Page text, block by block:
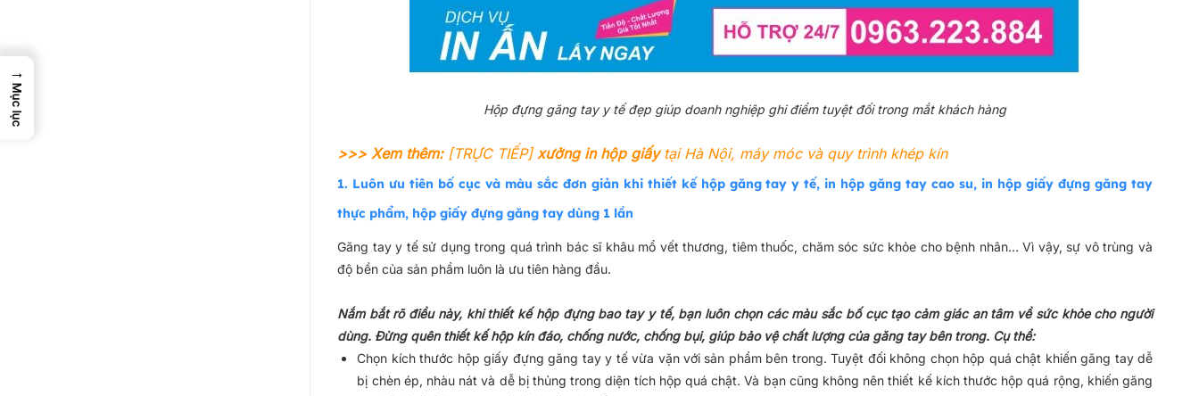
Hộp đựng găng tay y tế đẹp giúp doanh nghiệp ghi điểm tuyệt đối trong mắt khách hàng
>>> Xem thêm:[TRỰC TIẾP]xưởng in hộp giấytại Hà Nội, máy móc và quy trình khép kín
1. Luôn ưu tiên bố cục và màu sắc đơn giản khi thiết kế hộp găng tay y tế, in hộp găng tay cao su, in hộp giấy đựng găng tay
thực phẩm, hộp giấy đựng găng tay dùng 1 lần
Găng tay y tế sử dụng trong quá trình bác sĩ khâu mổ vết thương, tiêm thuốc, chăm sóc sức khỏe cho bệnh nhân… Vì vậy, sự vô trùng và
độ bền của sản phẩm luôn là ưu tiên hàng đầu.
Nắm bắt rõ điều này, khi thiết kế hộp đựng bao tay y tế, bạn luôn chọn các màu sắc bố cục tạo cảm giác an tâm về sức khỏe cho người
dùng. Đừng quên thiết kế hộp kín đáo, chống nước, chống bụi, giúp bảo vệ chất lượng của găng tay bên trong. Cụ thể:
Chọn kích thước hộp giấy đựng găng tay y tế vừa vặn với sản phẩm bên trong. Tuyệt đối không chọn hộp quá chật khiến găng tay dễ
bị chèn ép, nhàu nát và dễ bị thủng trong diện tích hộp quá chật. Và bạn cũng không nên thiết kế kích thước hộp quá rộng, khiến găng
→
Mục lục